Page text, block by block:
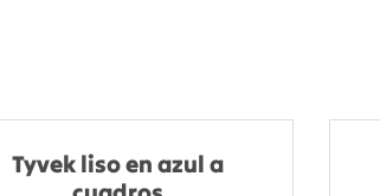
Tyvek liso en azul a